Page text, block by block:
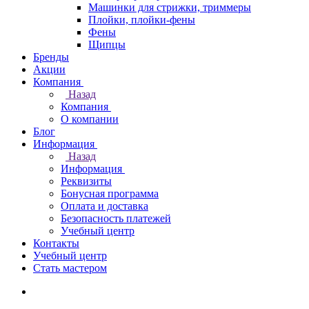
Машинки для стрижки, триммеры
Плойки, плойки-фены
Фены
Щипцы
Бренды
Акции
Компания
Назад
Компания
О компании
Блог
Информация
Назад
Информация
Реквизиты
Бонусная программа
Оплата и доставка
Безопасность платежей
Учебный центр
Контакты
Учебный центр
Стать мастером